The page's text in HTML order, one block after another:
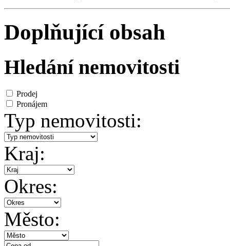
Doplňující obsah
Hledání nemovitosti
Prodej
Pronájem
Typ nemovitosti:
Kraj:
Okres:
Město: